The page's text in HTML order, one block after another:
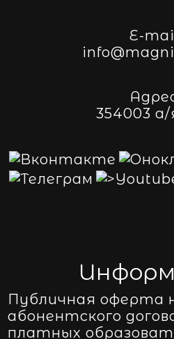
E-
354003 а/
Публичная оферта
абонентского
платных